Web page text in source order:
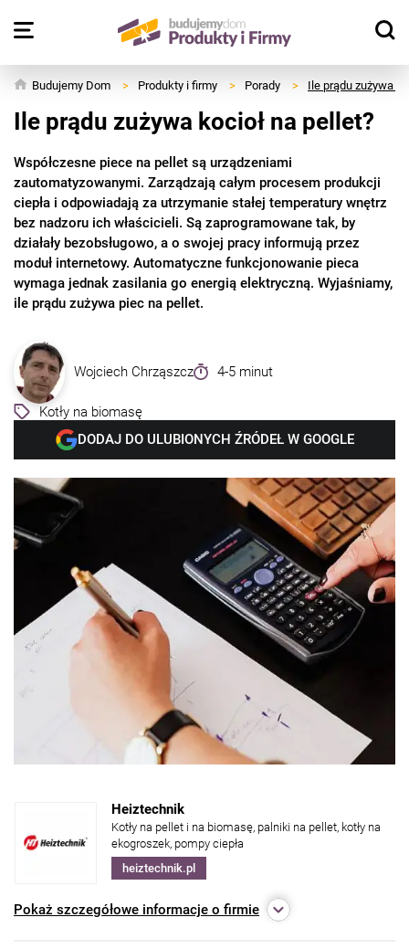
Budujemy Dom > Produkty i firmy > Porady > Ile prądu zużywa
Ile prądu zużywa kocioł na pellet?
Współczesne piece na pellet są urządzeniami
zautomatyzowanymi. Zarządzają całym procesem produkcji
ciepła i odpowiadają za utrzymanie stałej temperatury wnętrz
bez nadzoru ich właścicieli. Są zaprogramowane tak, by
działały bezobsługowo, a o swojej pracy informują przez
moduł internetowy. Automatyczne funkcjonowanie pieca
wymaga jednak zasilania go energią elektryczną. Wyjaśniamy,
ile prądu zużywa piec na pellet.
Wojciech Chrząszcz 4-5 minut
Kotły na biomasę
DODAJ DO ULUBIONYCH ŹRÓDEŁ W GOOGLE
Heiztechnik
Kotły na pellet i na biomasę, palniki na pellet, kotły na
ekogroszek, pompy ciepła
heiztechnik.pl
Pokaż szczegółowe informacje o firmie